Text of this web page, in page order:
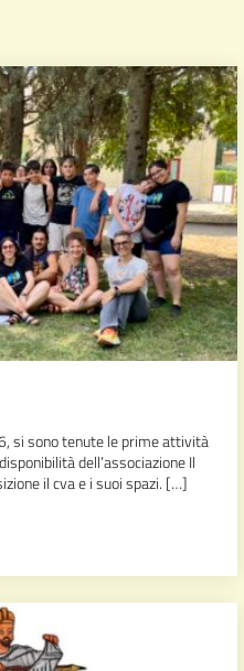
si sono tenute le prime attività
dell’associazione Il
il cva e i suoi spazi. […]